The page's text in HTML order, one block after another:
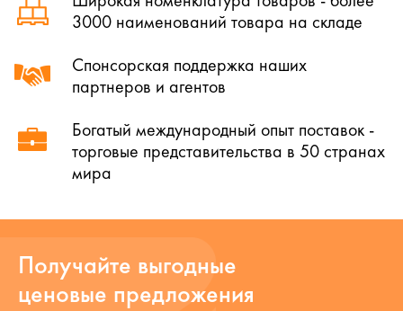
3000 наименований товара на складе
Спонсорская поддержка наших
партнеров и агентов
Богатый международный опыт поставок -
торговые представительства в 50 странах
мира
Получайте выгодные
ценовые предложения